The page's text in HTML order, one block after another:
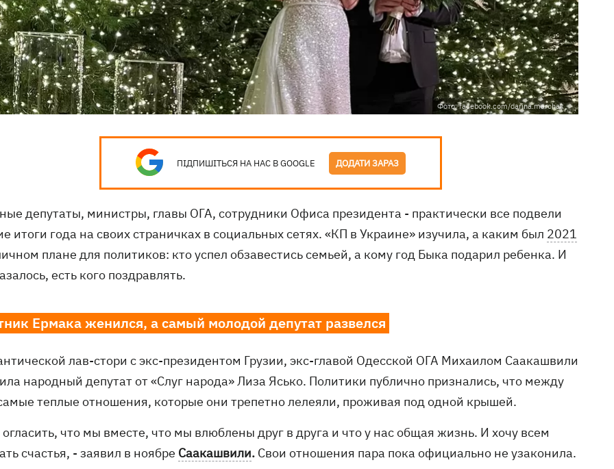
Фото: facebook.com/darina.marchak
ПІДПИШІТЬСЯ НА НАС В GOOGLE ДОДАТИ ЗАРАЗ
депутаты, министры, главы ОГА, сотрудники Офиса президента - практически все подвели
итоги года на своих страничках в социальных сетях. «КП в Украине» изучила, а каким был 2021
плане для политиков: кто успел обзавестись семьей, а кому год Быка подарил ребенка. И
есть кого поздравлять.
Ермака женился, а самый молодой депутат развелся
лав-стори с экс-президентом Грузии, экс-главой Одесской ОГА Михаилом Саакашвили
народный депутат от «Слуг народа» Лиза Ясько. Политики публично признались, что между
теплые отношения, которые они трепетно лелеяли, проживая под одной крышей.
что мы вместе, что мы влюблены друг в друга и что у нас общая жизнь. И хочу всем
счастья, - заявил в ноябре Саакашвили. Свои отношения пара пока официально не узаконила.